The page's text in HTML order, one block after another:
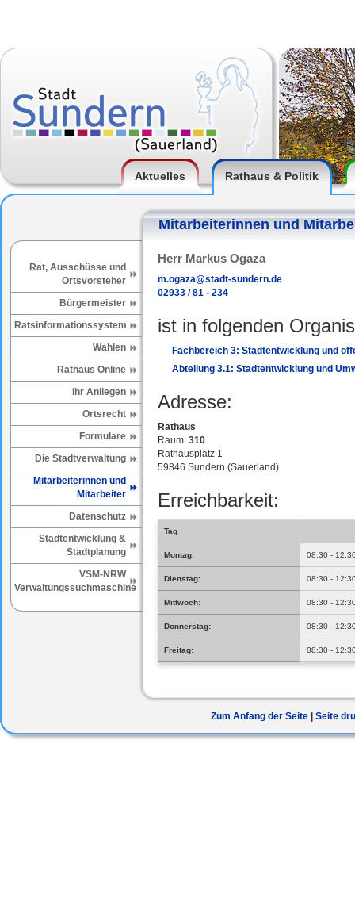
Aktuelles Rathaus & Politik
Mitarbeiterinnen und
Rat, Ausschüsse und
Ortsvorsteher
Bürgermeister
Ratsinformationssystem
Wahlen
Rathaus Online
Ihr Anliegen
Ortsrecht
Formulare
Die Stadtverwaltung
Mitarbeiterinnen und
Mitarbeiter
Datenschutz
Stadtentwicklung &
Stadtplanung
VSM-NRW
Verwaltungssuchmaschine
Herr Markus Ogaza
m.ogaza@stadt-sundern.de
02933 / 81 - 234
ist in folgenden
Fachbereich 3: Stadtentwicklung und
Abteilung 3.1: Stadtentwicklung und
Adresse:
Rathaus
Raum: 310
Rathausplatz 1
59846 Sundern (Sauerland)
Erreichbarkeit:
Tag
Montag: 08:30 -
Dienstag: 08:30 -
Mittwoch: 08:30 -
Donnerstag: 08:30 -
Freitag: 08:30 -
Zum Anfang der Seite Seite